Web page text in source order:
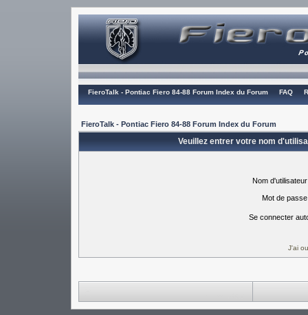
FieroTalk - Pontiac Fiero 84-88 Forum Index du Forum FAQ
FieroTalk - Pontiac Fiero 84-88 Forum Index du Forum
Veuillez entrer votre nom
Nom
Mot de
Se connecter
J'ai